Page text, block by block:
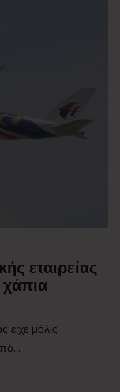
εταιρείας
είχε μόλις